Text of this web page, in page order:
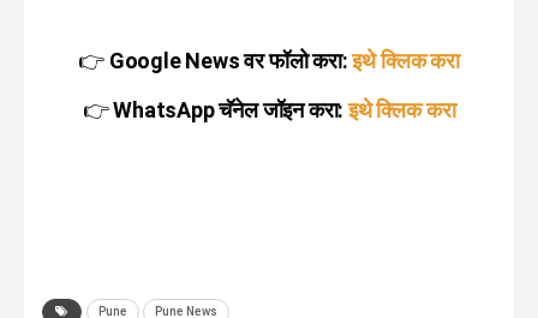
👉 Google News वर फॉलो करा: इथे क्लिक करा
👉WhatsApp चॅनेल जॉइन करा: इथे क्लिक करा
Pune Pune News